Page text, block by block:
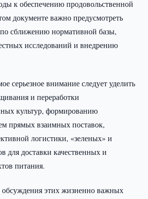
к обеспечению продовольственной
документе важно предусмотреть
сближению нормативной базы,
исследований и внедрению
серьезное внимание следует уделить
и переработки
культур, формированию
прямых взаимных поставок,
логистики, «зеленых» и
для доставки качественных и
питания.
этих жизненно важных